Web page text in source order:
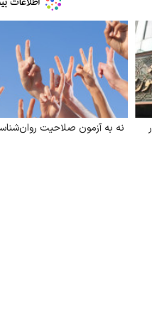
نه به آزمون صلاحیت